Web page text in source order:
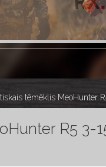
tēmēklis MeoHunter
R5 3-